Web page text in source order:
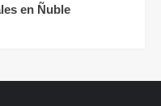
en Ñuble